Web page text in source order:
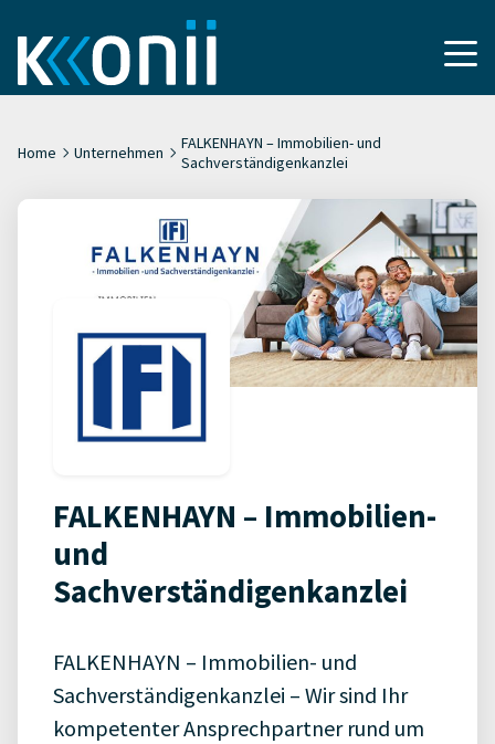
Home Unternehmen
FALKENHAYN – Immobilien- und
Sachverständigenkanzlei
FALKENHAYN – Immobilien-
und
Sachverständigenkanzlei
FALKENHAYN – Immobilien- und
Sachverständigenkanzlei – Wir sind Ihr
kompetenter Ansprechpartner rund um